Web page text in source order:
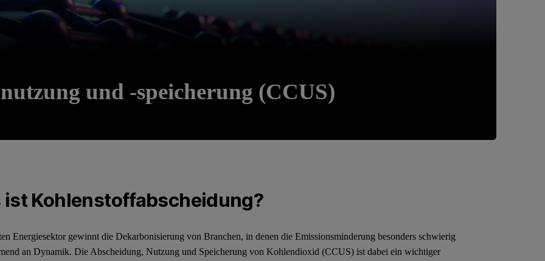
und -speicherung (CCUS)
ist Kohlenstoffabscheidung?
Energiesektor gewinnt die Dekarbonisierung von Branchen, in denen die Emissionsminderung besonders schwierig
an Dynamik. Die Abscheidung, Nutzung und Speicherung von Kohlendioxid (CCUS) ist dabei ein wichtiger